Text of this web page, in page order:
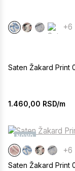
+6
Saten Žakard Print
1.460,00 RSD/m
NOVO
+6
Saten Žakard Print